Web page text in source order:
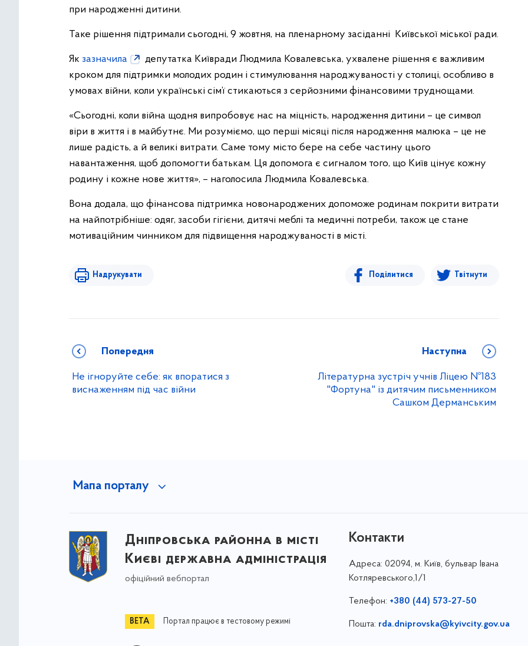
при народженні дитини.
Таке рішення підтримали сьогодні, 9 жовтня, на пленарному засіданні Київської міської ради.
Як зазначила
депутатка Київради Людмила Ковалевська, ухвалене рішення є важливим
кроком для підтримки молодих родин і стимулювання народжуваності у столиці, особливо в
умовах війни, коли українські сім’ї стикаються з серйозними фінансовими труднощами.
«Сьогодні, коли війна щодня випробовує нас на міцність, народження дитини – це символ
віри в життя і в майбутнє. Ми розуміємо, що перші місяці після народження малюка – це не
лише радість, а й великі витрати. Саме тому місто бере на себе частину цього
навантаження, щоб допомогти батькам. Ця допомога є сигналом того, що Київ цінує кожну
родину і кожне нове життя», – наголосила Людмила Ковалевська.
Вона додала, що фінансова підтримка новонароджених допоможе родинам покрити витрати
на найпотрібніше: одяг, засоби гігієни, дитячі меблі та медичні потреби, також це стане
мотиваційним чинником для підвищення народжуваності в місті.
Надрукувати Поділитися Твітнути
Попередня
Не ігноруйте себе: як впоратися з
виснаженням під час війни
Наступна
Літературна зустріч учнів Ліцею №183
"Фортуна" із дитячим письменником
Сашком Дерманським
Мапа порталу
Дніпровська районна в місті
Києві державна адміністрація
офіційний вебпортал
Портал працює в тестовому режимі
Контакти
Адреса: 02094, м. Київ, бульвар Івана
Котляревського,1/1
Телефон: +380 (44) 573-27-50
Пошта: rda.dniprovska@kyivcity.gov.ua